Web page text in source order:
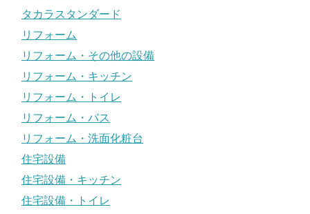
タカラスタンダード
リフォーム
リフォーム・その他の設備
リフォーム・キッチン
リフォーム・トイレ
リフォーム・バス
リフォーム・洗面化粧台
住宅設備
住宅設備・キッチン
住宅設備・トイレ